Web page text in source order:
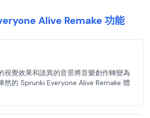
Alive Remake 功能
視覺效果和詭異的音景將音樂創作轉變為
然的 Sprunki Everyone Alive Remake 體